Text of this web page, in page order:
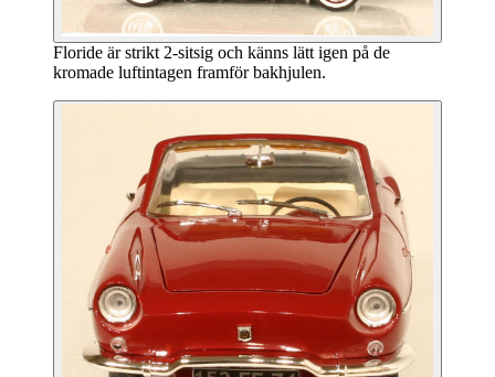
Floride är strikt 2-sitsig och känns lätt igen på de
kromade luftintagen framför bakhjulen.